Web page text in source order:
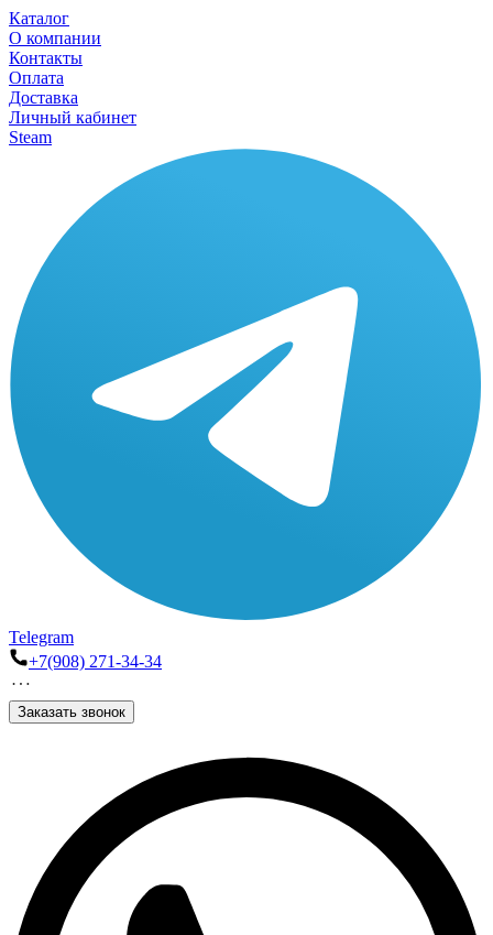
Каталог
О компании
Контакты
Оплата
Доставка
Личный кабинет
Steam
Telegram
+7(908) 271-34-34
Заказать звонок